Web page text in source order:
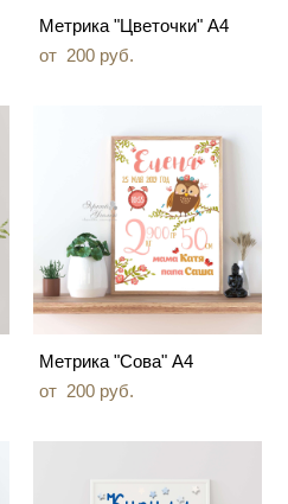
Метрика "Цветочки" А4
от 200 pуб.
Метрика "Сова" А4
от 200 pуб.